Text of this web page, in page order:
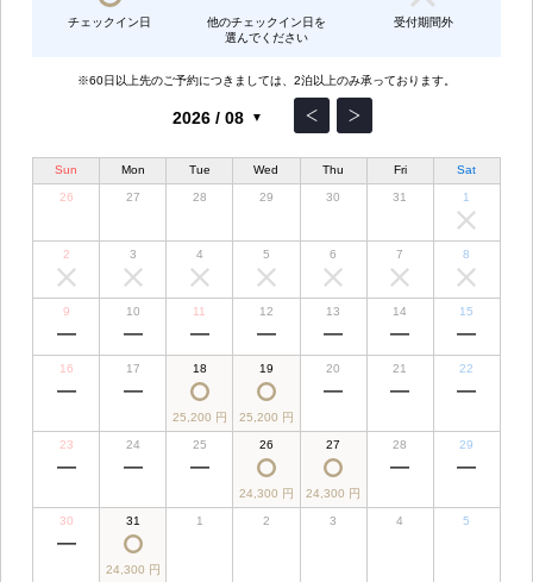
チェックイン日
他のチェックイン日を
選んでください
受付期間外
※60日以上先のご予約につきましては、2泊以上のみ承っております。
Sun Mon Tue Wed Thu Fri Sat
26 27 28 29 30 31 1
2 3 4 5 6 7 8
9 10 11 12 13 14 15
16 17 18
25,200 円
19
25,200 円
20 21 22
23 24 25 26
24,300 円
27
24,300 円
28 29
30 31
24,300 円
1 2 3 4 5